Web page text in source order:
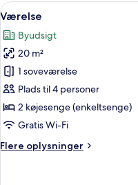
Indlæs
alle
billeder
af
Værelse
4
Værelse
Byudsigt
20 m²
1 soveværelse
Plads til 4 personer
2 køjesenge (enkeltsenge)
Gratis Wi-Fi
Flere oplysninger
Flere